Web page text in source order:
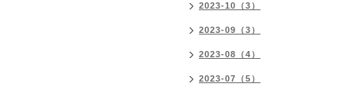
2023-10（3）
2023-09（3）
2023-08（4）
2023-07（5）